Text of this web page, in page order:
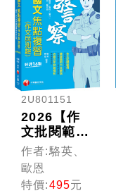
2U801151
2026【作
文批閱範例
+最詳盡的
測驗題重
點】警察國
作者:駱英、
歐恩
特價:495元